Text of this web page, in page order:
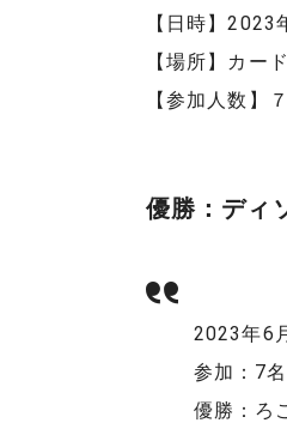
【日時】2023
【場所】カー
【参加人数】
優勝：ディ
2023年6
参加：7名
優勝：ろ